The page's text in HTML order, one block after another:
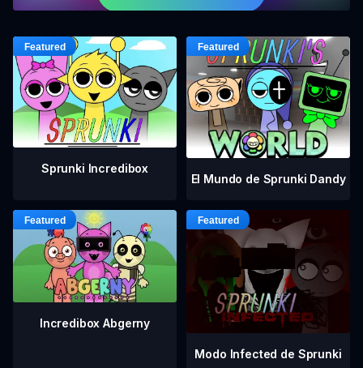
Sprunki Incredibox
El Mundo de Sprunki Dandy
Incredibox Abgerny
Modo Infected de Sprunki